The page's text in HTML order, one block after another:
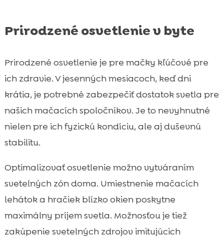
Prirodzené osvetlenie v byte
Prirodzené osvetlenie je pre mačky kľúčové pre
ich zdravie. V jesenných mesiacoch, keď dni
krátia, je potrebné zabezpečiť dostatok svetla pre
našich mačacích spoločníkov. Je to nevyhnutné
nielen pre ich fyzickú kondíciu, ale aj duševnú
stabilitu.
Optimalizovať osvetlenie možno vytváraním
svetelných zón doma. Umiestnenie mačacích
lehátok a hračiek blízko okien poskytne
maximálny príjem svetla. Možnosťou je tiež
zakúpenie svetelných zdrojov imitujúcich